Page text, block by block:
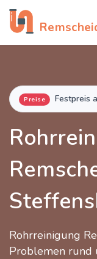
Preise Festpreis
Rohrreinigung
Problemen rund